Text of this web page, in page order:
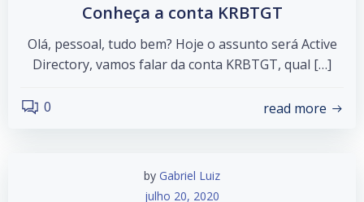
Conheça a conta KRBTGT
Olá, pessoal, tudo bem? Hoje o assunto será Active
Directory, vamos falar da conta KRBTGT, qual […]
0 read more
by Gabriel Luiz
julho 20, 2020